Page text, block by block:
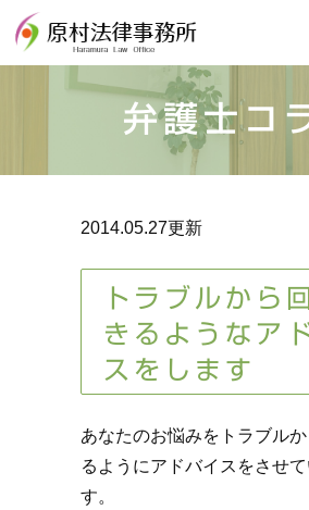
弁護士コ
2014.05.27更新
トラブルから
きるようなア
スをします
あなたのお悩みをトラブル
るようにアドバイスをさせ
す。